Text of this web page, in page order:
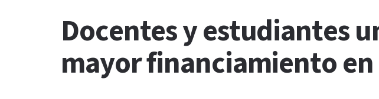
Docentes y estudiantes
mayor financiamiento en